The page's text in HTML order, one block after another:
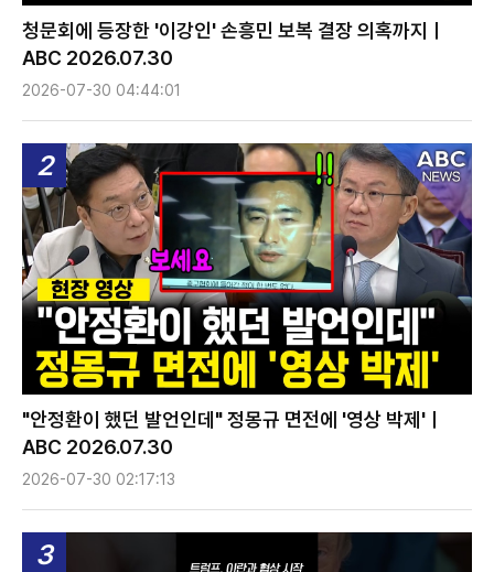
청문회에 등장한 '이강인' 손흥민 보복 결장 의혹까지ㅣ
ABC 2026.07.30
2026-07-30 04:44:01
2
"안정환이 했던 발언인데" 정몽규 면전에 '영상 박제'ㅣ
ABC 2026.07.30
2026-07-30 02:17:13
3